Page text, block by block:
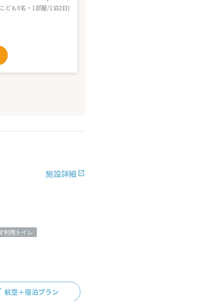
ども0名・1部屋/1泊2日)
施設詳細
利用トイレ
航空＋宿泊プラン